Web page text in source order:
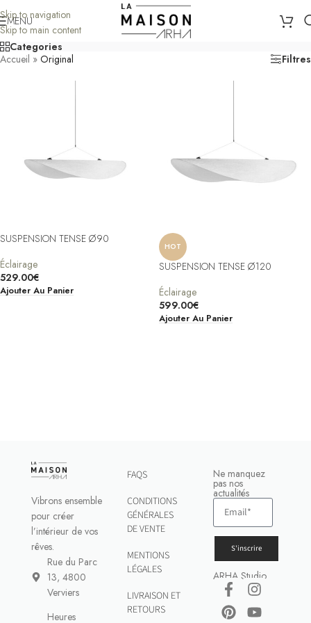
Skip to navigation
Skip to main content
MENU
Categories
Accueil » Original Filtres
SUSPENSION TENSE Ø90
Éclairage
529.00€
Ajouter Au Panier
HOT
SUSPENSION TENSE Ø120
Éclairage
599.00€
Ajouter Au Panier
Vibrons ensemble
pour créer
l’intérieur de vos
rêves.
Rue du Parc
13, 4800
Verviers
Heures
FAQS
CONDITIONS
GÉNÉRALES
DE VENTE
MENTIONS
LÉGALES
LIVRAISON ET
RETOURS
Ne manquez
pas nos
actualités
S'inscrire
ARHA Studio